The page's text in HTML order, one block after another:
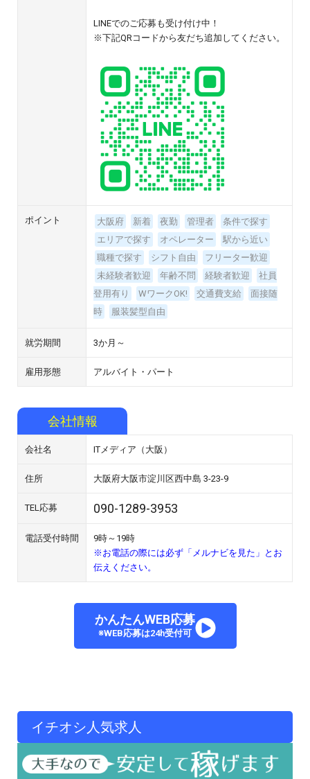
LINEでのご応募も受け付け中！
※下記QRコードから友だち追加してください。
ポイント 大阪府 新着 夜勤 管理者
条件で探す
エリアで探す
オペレーター
駅から近い
職種で探す
シフト自由
フリーター歓迎
未経験者歓迎
年齢不問 経験者歓迎
社員
登用有り
WワークOK! 交通費支給
面接随
時
服装髪型自由
就労期間 3か月～
雇用形態 アルバイト・パート
会社情報
会社名 ITメディア（大阪）
住所 大阪府大阪市淀川区西中島 3-23-9
TEL応募 090-1289-3953
電話受付時間
9時～19時
※お電話の際には必ず「メルナビを見た」とお
伝えください。
かんたんWEB応募
※WEB応募は24h受付可
イチオシ人気求人